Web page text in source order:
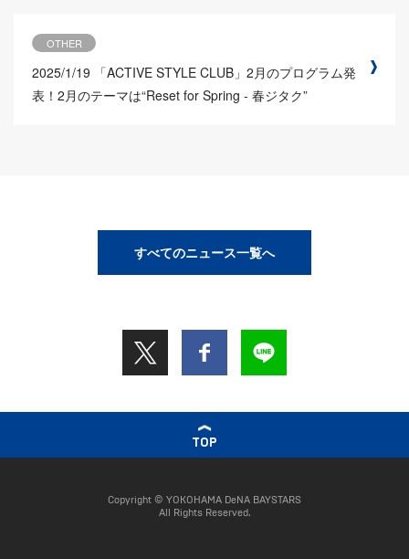
OTHER
2025/1/19
「ACTIVE STYLE CLUB」2月のプログラム発
表！2月のテーマは“Reset for Spring - 春ジタク”
すべてのニュース一覧へ
TOP
Copyright © YOKOHAMA DeNA BAYSTARS
All Rights Reserved.